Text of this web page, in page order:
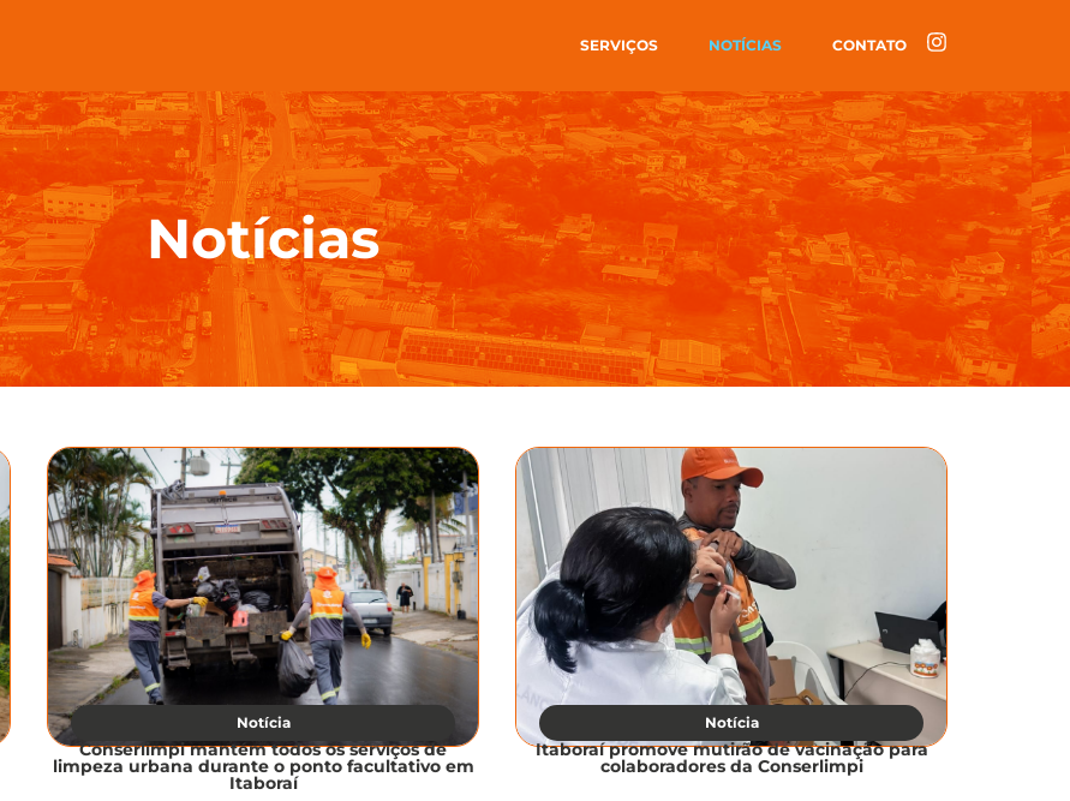
SERVIÇOS NOTÍCIAS CONTATO
Notícias
Notícia
Conserlimpi mantém todos os serviços de
limpeza urbana durante o ponto facultativo em
Itaboraí
Notícia
Itaboraí promove mutirão de vacinação para
colaboradores da Conserlimpi